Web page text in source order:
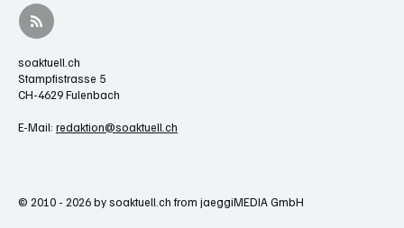
soaktuell.ch
Stampfistrasse 5
CH-4629 Fulenbach
E-Mail: redaktion@soaktuell.ch
© 2010 - 2026 by soaktuell.ch from jaeggiMEDIA GmbH